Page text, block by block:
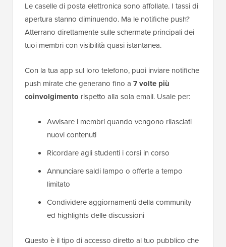
Le caselle di posta elettronica sono affollate. I tassi di
apertura stanno diminuendo. Ma le notifiche push?
Atterrano direttamente sulle schermate principali dei
tuoi membri con visibilità quasi istantanea.
Con la tua app sul loro telefono, puoi inviare notifiche
push mirate che generano fino a 7 volte più
coinvolgimento rispetto alla sola email. Usale per:
Avvisare i membri quando vengono rilasciati
nuovi contenuti
Ricordare agli studenti i corsi in corso
Annunciare saldi lampo o offerte a tempo
limitato
Condividere aggiornamenti della community
ed highlights delle discussioni
Questo è il tipo di accesso diretto al tuo pubblico che